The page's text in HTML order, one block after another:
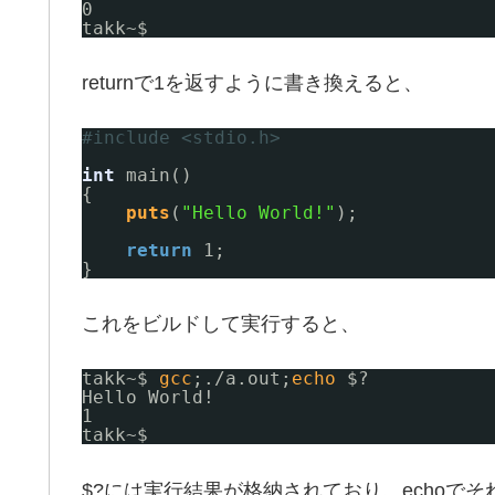
0
takk~$
returnで1を返すように書き換えると、
#include <stdio.h>
int
main()
{
puts ( "Hello World!" );
return
1;
}
これをビルドして実行すると、
takk~$ gcc ;. /a .out; echo
$?
Hello World!
1
takk~$
$?には実行結果が格納されており、echoでそ